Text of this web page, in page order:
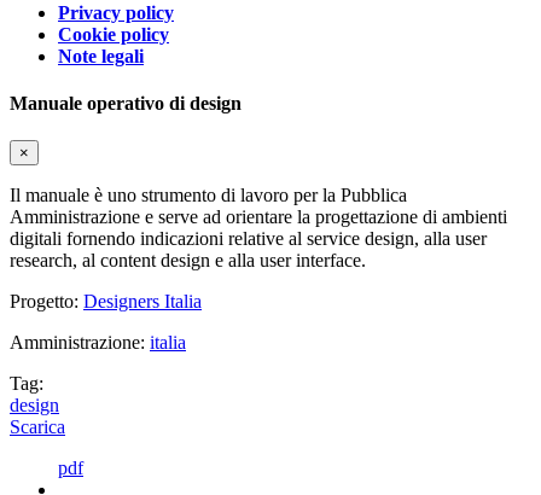
Privacy policy
Cookie policy
Note legali
Manuale operativo di design
×
Il manuale è uno strumento di lavoro per la Pubblica
Amministrazione e serve ad orientare la progettazione di ambienti
digitali fornendo indicazioni relative al service design, alla user
research, al content design e alla user interface.
Progetto: Designers Italia
Amministrazione: italia
Tag:
design
Scarica
pdf